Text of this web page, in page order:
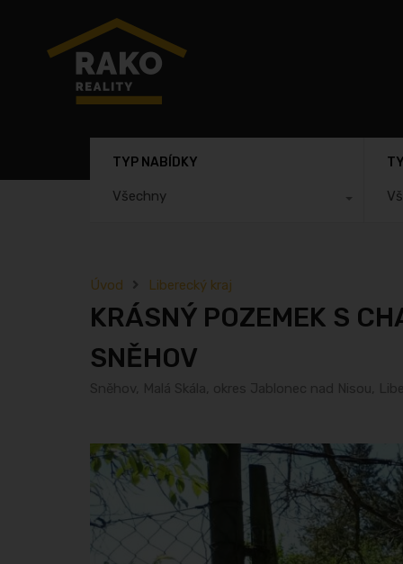
TYP NABÍDKY
Všechny
Úvod Liberecký kraj
KRÁSNÝ POZEMEK S
SNĚHOV